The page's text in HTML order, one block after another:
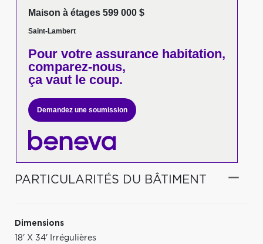
Maison à étages 599 000 $
Saint-Lambert
Pour votreassurance habitation,
comparez-nous,
ça vaut le coup.
Demandez une soumission
PARTICULARITÉS DU BÂTIMENT
Dimensions
18' X 34' Irrégulières